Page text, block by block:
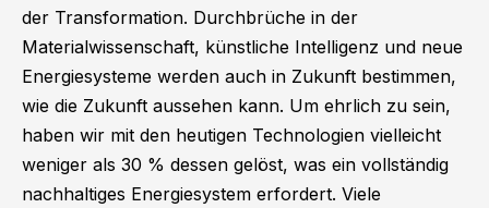
der Transformation. Durchbrüche in der
Materialwissenschaft, künstliche Intelligenz und neue
Energiesysteme werden auch in Zukunft bestimmen,
wie die Zukunft aussehen kann. Um ehrlich zu sein,
haben wir mit den heutigen Technologien vielleicht
weniger als 30 % dessen gelöst, was ein vollständig
nachhaltiges Energiesystem erfordert. Viele